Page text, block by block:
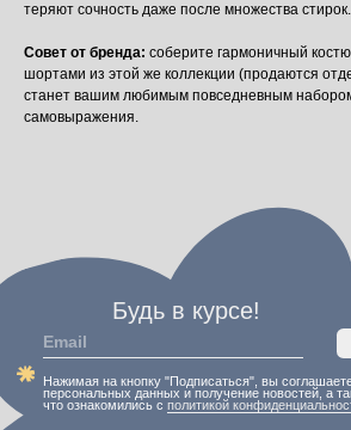
теряют сочность даже после множества стирок.
Совет от бренда: соберите гармоничный
шортами из этой же коллекции (продаются
станет вашим любимым повседневным
самовыражения.
пользовательское
loo.bm.brand@gmail.com
loobrand
+ 7 995 922 84 66
Нажимая на кнопку "Подписаться", вы соглашаетесь на обработку
персональных данных и получение новостей, а также подтверждаете,